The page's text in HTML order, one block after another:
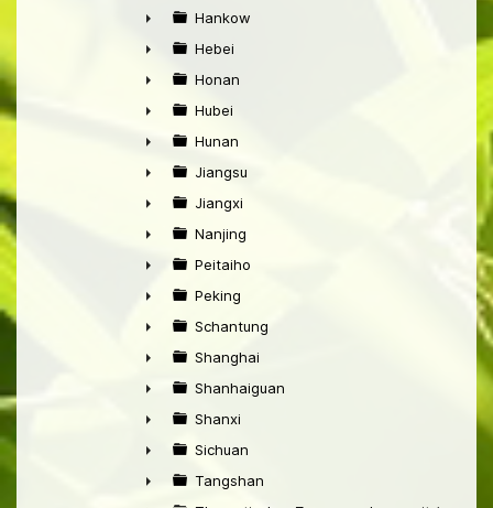
►
►
Hankow
►
Hebei
►
Honan
►
Hubei
►
Hunan
►
Jiangsu
►
Jiangxi
►
Nanjing
►
Peitaiho
►
Peking
►
Schantung
►
Shanghai
►
Shanhaiguan
►
Shanxi
►
Sichuan
Tangshan